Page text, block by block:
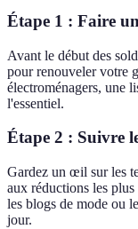
Étape 1 : Faire
Avant le début des
pour renouveler votre
électroménagers, une
l'essentiel.
Étape 2 : Suivre
Gardez un œil sur les
aux réductions les plus
les blogs de mode ou
jour.